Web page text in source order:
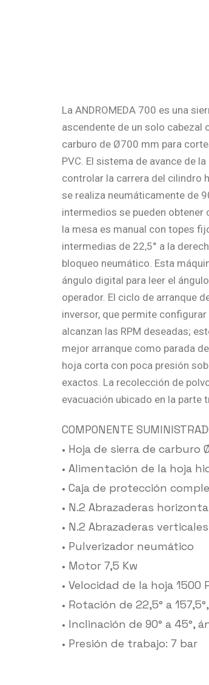
La ANDROMEDA 700 es una
ascendente de un solo cabezal
carburo de Ø700 mm para
PVC. El sistema de avance de
controlar la carrera del cilindro
se realiza neumáticamente de
intermedios se pueden
la mesa es manual con topes
intermedias de 22,5° a la
bloqueo neumático. Esta
ángulo digital para leer el
operador. El ciclo de arranque
inversor, que permite
alcanzan las RPM deseadas;
mejor arranque como parada
hoja corta con poca presión
exactos. La recolección de
evacuación ubicado en la parte
COMPONENTE
• Hoja de sierra de carburo
• Alimentación de la hoja
• Caja de protección
• N.2 Abrazaderas
• N.2 Abrazaderas verticales
• Pulverizador neumático
• Motor 7,5 Kw
• Velocidad de la hoja 1500
• Rotación de 22,5° a
• Inclinación de 90° a 45°,
• Presión de trabajo: 7 bar